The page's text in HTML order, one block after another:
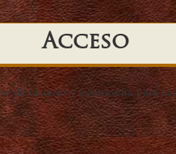
Acceso
de usuario y contraseña para